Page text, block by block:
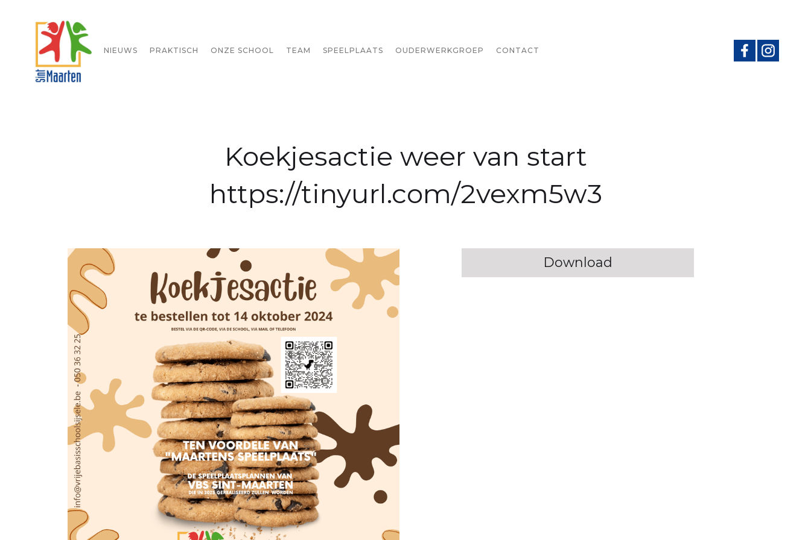
STARTPAGINA NIEUWS PRAKTISCH ONZE SCHOOL TEAM SPEELPLAATS OUDERWERKGROEP CONTACT
Koekjesactie weer van start
https://tinyurl.com/2vexm5w3
Download